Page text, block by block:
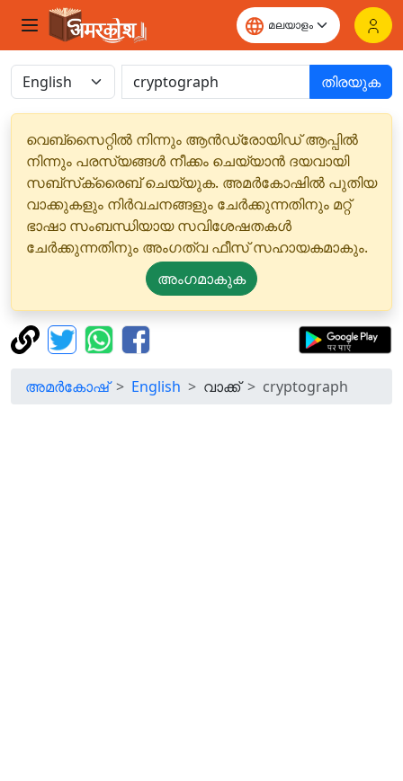
തിരയുക
വെബ്‌സൈറ്റിൽ നിന്നും ആൻഡ്രോയിഡ് ആപ്പിൽ
നിന്നും പരസ്യങ്ങൾ നീക്കം ചെയ്യാൻ ദയവായി
സബ്‌സ്‌ക്രൈബ് ചെയ്യുക. അമർകോഷിൽ പുതിയ
വാക്കുകളും നിർവചനങ്ങളും ചേർക്കുന്നതിനും മറ്റ്
ഭാഷാ സംബന്ധിയായ സവിശേഷതകൾ
ചേർക്കുന്നതിനും അംഗത്വ ഫീസ് സഹായകമാകും.
അംഗമാകുക
അമർകോഷ് English വാക്ക് cryptograph